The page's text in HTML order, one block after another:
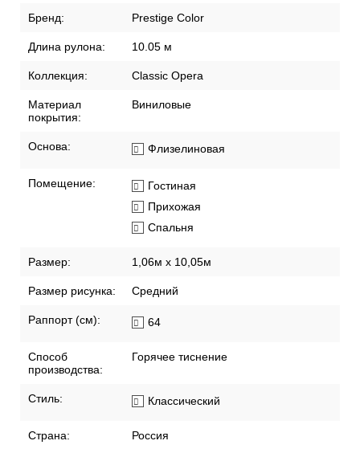
Бренд: Prestige Color
Длина рулона: 10.05 м
Коллекция: Classic Opera
Материал
покрытия:
Виниловые
Основа: Флизелиновая
Помещение:
Гостиная
Прихожая
Спальня
Размер: 1,06м х 10,05м
Размер рисунка: Средний
Раппорт (см): 64
Способ
производства:
Горячее тиснение
Стиль: Классический
Страна: Россия